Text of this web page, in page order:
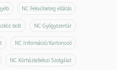
NC Fekvőbeteg ellátás
bolt NC Gyógyszertár
NC Információ/Kartonozó
NC Kórházlelkészi Szolgálat